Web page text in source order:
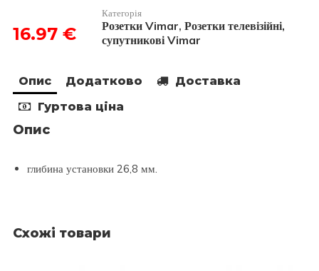
білий
EIKON
16.97 €
Категорія
Розетки Vimar, Розетки телевізійні,
супутникові Vimar
Опис Додатково
Доставка
Гуртова ціна
Опис
глибина установки 26,8 мм.
Схожі товари